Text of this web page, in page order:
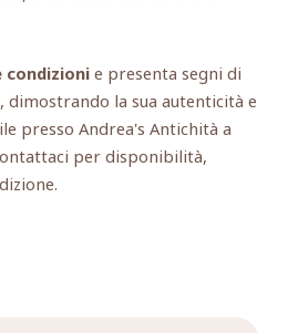
e presenta segni di
dimostrando la sua autenticità e
presso Andrea's Antichità a
per disponibilità,